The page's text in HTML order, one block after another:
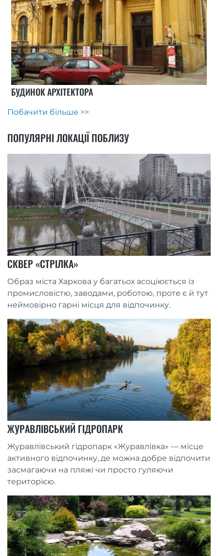
БУДИНОК АРХІТЕКТОРА
Побачити більше >>
ПОПУЛЯРНІ ЛОКАЦІЇ ПОБЛИЗУ
СКВЕР «СТРІЛКА»
Образ міста Харкова у багатьох асоціюється із
промисловістю, заводами, роботою, проте є й тут
неймовірно гарні місця для відпочинку.
ЖУРАВЛІВСЬКИЙ ГІДРОПАРК
Журавлівський гідропарк «Журавлівка» — місце
активного відпочинку, де можна добре відпочити
засмагаючи на пляжі чи просто гуляючи
територією.